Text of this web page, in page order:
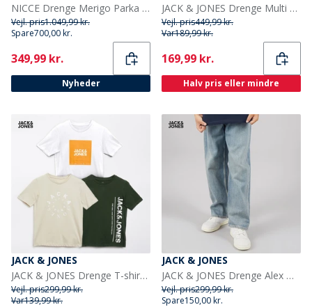
NICCE Drenge Merigo Parka Jakke Sort
Vejl. pris1.049,99 kr.
Spare700,00 kr.
Current
349,99 kr.
Nyheder
JACK & JONES Drenge Multi Træningstøj Sort
Vejl. pris449,99 kr.
Var189,99 kr.
Current
169,99 kr.
Halv pris eller mindre
JACK & JONES
JACK & JONES Drenge T-shirts Jason 3-pak Sort
Vejl. pris299,99 kr.
Var139,99 kr.
JACK & JONES
JACK & JONES Drenge Alex Orginal AKM 308 Baggy Fit Jeans Blue Denim
Vejl. pris299,99 kr.
Spare150,00 kr.